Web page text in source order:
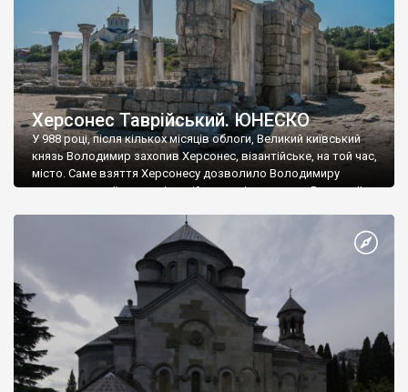
Херсонес Таврійський. ЮНЕСКО
У 988 році, після кількох місяців облоги, Великий київський
князь Володимир захопив Херсонес, візантійське, на той час,
місто. Саме взяття Херсонесу дозволило Володимиру
диктувати свої умови візантійському імператору Василю ІІ, та
Херсонесі Володимир-язичник, став Василем-християнином.
А потім було Хрещення Русі. На честь Херсонесу Таврійського